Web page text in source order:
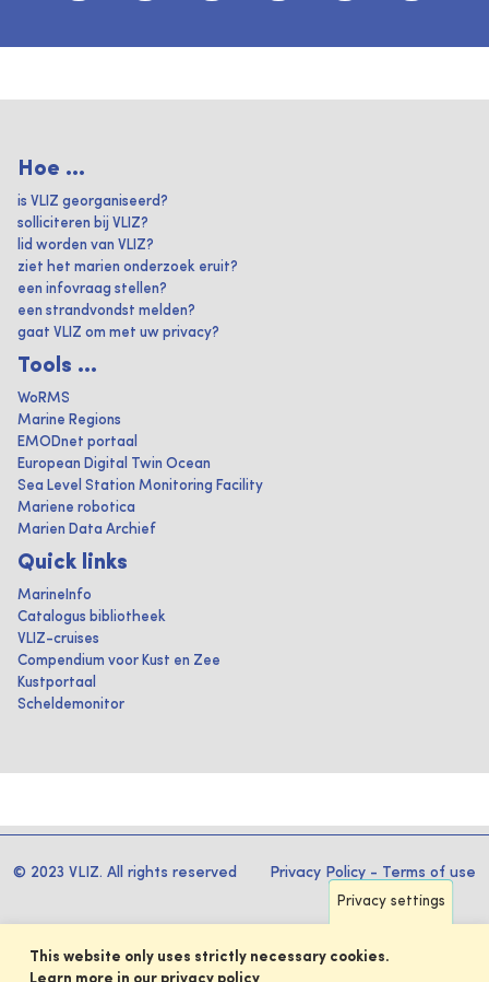
Hoe ...
is VLIZ georganiseerd?
solliciteren bij VLIZ?
lid worden van VLIZ?
ziet het marien onderzoek eruit?
een infovraag stellen?
een strandvondst melden?
gaat VLIZ om met uw privacy?
Tools ...
WoRMS
Marine Regions
EMODnet portaal
European Digital Twin Ocean
Sea Level Station Monitoring Facility
Mariene robotica
Marien Data Archief
Quick links
MarineInfo
Catalogus bibliotheek
VLIZ-cruises
Compendium voor Kust en Zee
Kustportaal
Scheldemonitor
© 2023 VLIZ. All rights reserved Privacy Policy - Terms of use
Privacy settings
This website only uses strictly necessary cookies.
Learn more in our privacy policy